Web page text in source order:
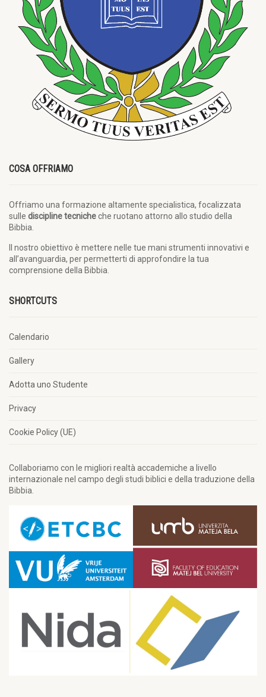
COSA OFFRIAMO
Offriamo una formazione altamente specialistica, focalizzata
sulle discipline tecnicheche ruotano attorno allo studio della
Bibbia.
Il nostro obiettivo è mettere nelle tue mani strumenti innovativi e
all’avanguardia, per permetterti di approfondire la tua
comprensione della Bibbia.
SHORTCUTS
Calendario
Gallery
Adotta uno Studente
Privacy
Cookie Policy (UE)
Collaboriamo con le migliori realtà accademiche a livello
internazionale nel campo degli studi biblici e della traduzione della
Bibbia.